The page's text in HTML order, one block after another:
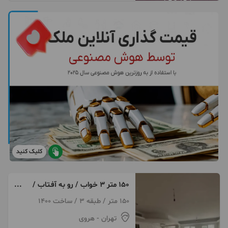
کلیک کنید
150 متر 3 خواب / رو به آفـتاب /
هروی150 متر / طبقه 3 / ساخت 1400
تهران - هروی